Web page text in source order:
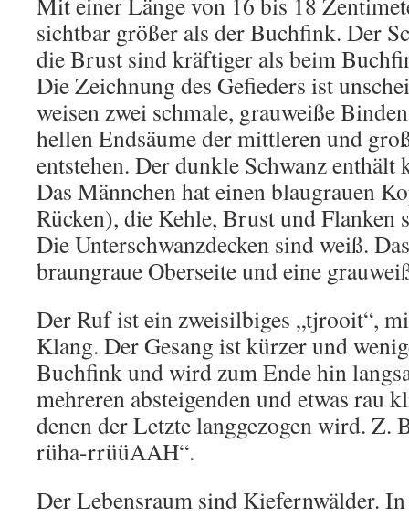
sichtbar größer als der Buchfink. Der
die Brust sind kräftiger als beim
Die Zeichnung des Gefieders ist
weisen zwei schmale, grauweiße
hellen Endsäume der mittleren und
entstehen. Der dunkle Schwanz enthält
Das Männchen hat einen blaugrauen
Rücken), die Kehle, Brust und Flanken
Die Unterschwanzdecken sind weiß.
braungraue Oberseite und eine
Der Ruf ist ein zweisilbiges „tjrooit“,
Klang. Der Gesang ist kürzer und
Buchfink und wird zum Ende hin
mehreren absteigenden und etwas rau
denen der Letzte langgezogen wird.
rüha-rrüüAAH“.
Der Lebensraum sind Kiefernwälder.